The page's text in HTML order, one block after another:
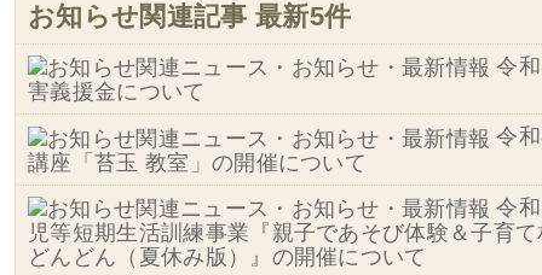
お知らせ関連記事 最新5件
令
害義援金について
令
講座「苔玉 教室」の開催について
令
児等短期生活訓練事業『親子であそび体験＆子育
どんどん（夏休み版）』の開催について